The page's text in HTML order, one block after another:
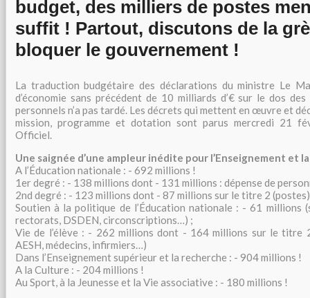
budget, des milliers de postes
suffit ! Partout, discutons de la
bloquer le gouvernement !
La traduction budgétaire des déclarations du ministre Le
d’économie sans précédent de 10 milliards d’€ sur le dos
personnels n’a pas tardé. Les décrets qui mettent en œuvre et
mission, programme et dotation sont parus mercredi 21
Officiel.
Une saignée d’une ampleur inédite pour l’Enseignement et
A l’Éducation nationale : - 692 millions !
1er degré : - 138 millions dont - 131 millions : dépense de
2nd degré : - 123 millions dont - 87 millions sur le titre 2
Soutien à la politique de l’Éducation nationale : - 61 millions
rectorats, DSDEN, circonscriptions…) ;
Vie de l’élève : - 262 millions dont - 164 millions sur le titre
AESH, médecins, infirmiers…)
Dans l’Enseignement supérieur et la recherche : - 904 millions !
A la Culture : - 204 millions !
Au Sport, à la Jeunesse et la Vie associative : - 180 millions !